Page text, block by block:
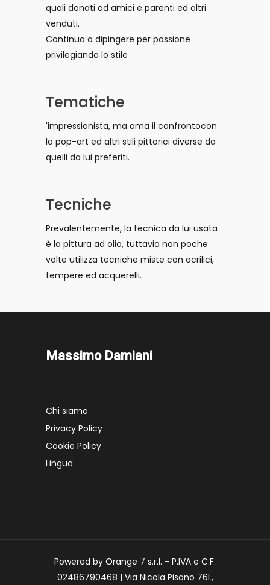
quali donati ad amici e parenti ed altri
venduti.
Continua a dipingere per passione
privilegiando lo stile
Tematiche
'impressionista, ma ama il confrontocon
la pop-art ed altri stili pittorici diverse da
quelli da lui preferiti.
Tecniche
Prevalentemente, la tecnica da lui usata
è la pittura ad olio, tuttavia non poche
volte utilizza tecniche miste con acrilici,
tempere ed acquerelli.
Massimo Damiani
Chi siamo
Privacy Policy
Cookie Policy
Lingua
Powered by Orange 7 s.r.l. - P.IVA e C.F.
02486790468 | Via Nicola Pisano 76L,